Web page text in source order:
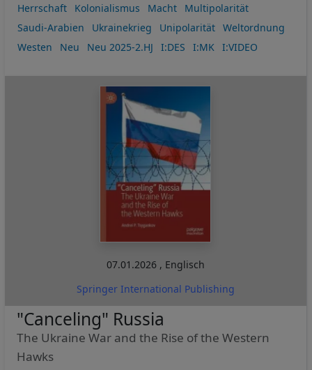
Herrschaft
Kolonialismus Macht
Multipolarität
Saudi-Arabien
Ukrainekrieg Unipolarität
Weltordnung
Westen
Neu Neu 2025-2.HJ I:DES I:MK I:VIDEO
07.01.2026 , Englisch
Springer International Publishing
"Canceling" Russia
The Ukraine War and the Rise of the Western
Hawks